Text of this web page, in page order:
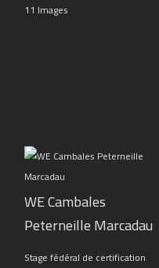
11 Images
WE Cambales
Peterneille Marcadau
Stage fédéral de certification